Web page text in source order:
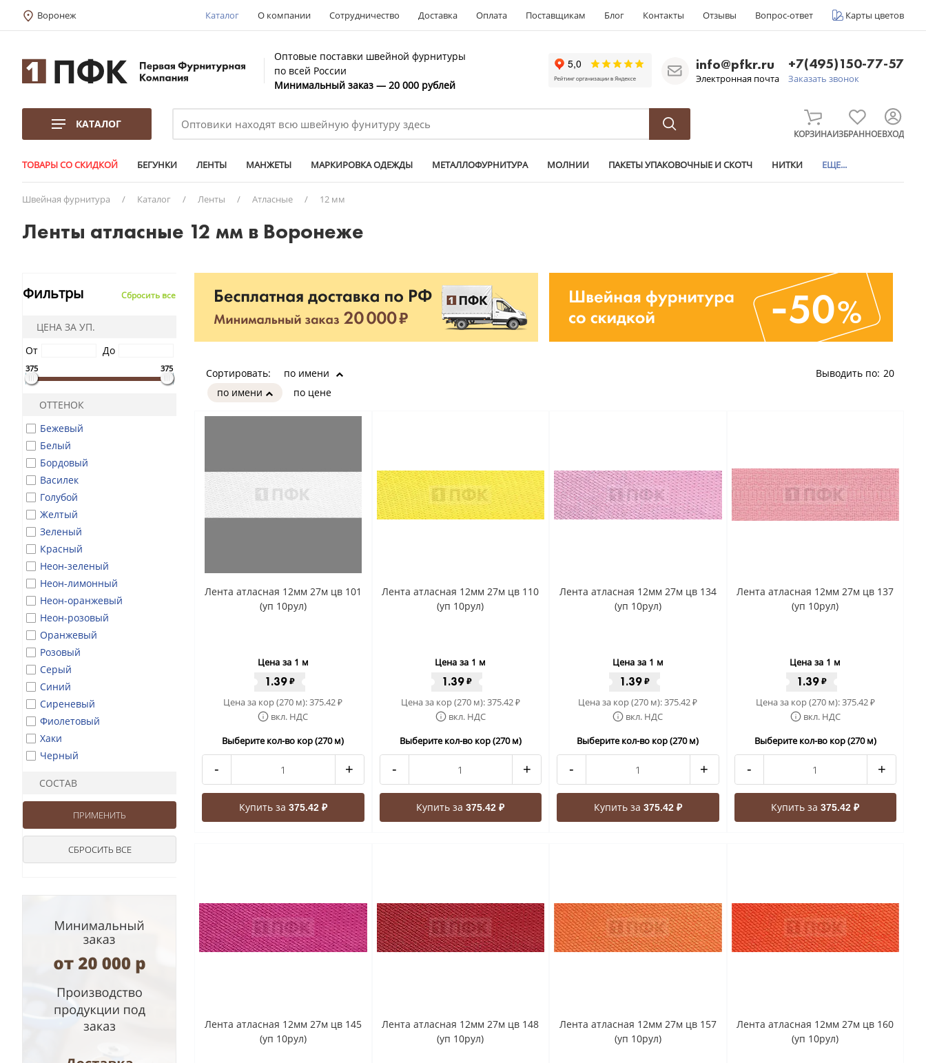
Воронеж Каталог О компании Сотрудничество Доставка Оплата Поставщикам Блог Контакты Отзывы Вопрос-ответ Карты цветов
Оптовые поставки швейной фурнитуры
по всей России
Минимальный заказ — 20 000 рублей
info@pfkr.ru
Электронная почта
+7(495)150-77-57
Заказать звонок
КАТАЛОГ
КОРЗИНАИЗБРАННОЕВХОД
ТОВАРЫ СО СКИДКОЙ БЕГУНКИ ЛЕНТЫ МАНЖЕТЫ МАРКИРОВКА ОДЕЖДЫ МЕТАЛЛОФУРНИТУРА МОЛНИИ ПАКЕТЫ УПАКОВОЧНЫЕ И СКОТЧ НИТКИ ЕЩЕ...
Швейная фурнитура / Каталог / Ленты / Атласные / 12 мм
Ленты атласные 12 мм в Воронеже
Фильтры Сбросить все
ЦЕНА ЗА УП.
От
До
375 375
ОТТЕНОК
Бежевый
Белый
Бордовый
Василек
Голубой
Желтый
Зеленый
Красный
Неон-зеленый
Неон-лимонный
Неон-оранжевый
Неон-розовый
Оранжевый
Розовый
Серый
Синий
Сиреневый
Фиолетовый
Хаки
Черный
СОСТАВ
Сортировать:
по имени
по цене
по имени Выводить по: 20
Лента атласная 12мм 27м цв 101
(уп 10рул)
Цена за 1 м
1.39₽
Цена за кор (270 м):375.42₽
вкл. НДС
Выберите кол-во кор (270 м)
- +
Купить за 375.42 ₽
Лента атласная 12мм 27м цв 110
(уп 10рул)
Цена за 1 м
1.39₽
Цена за кор (270 м):375.42₽
вкл. НДС
Выберите кол-во кор (270 м)
- +
Купить за375.42 ₽
Лента атласная 12мм 27м цв 134
(уп 10рул)
Цена за 1 м
1.39₽
Цена за кор (270 м):375.42₽
вкл. НДС
Выберите кол-во кор (270 м)
- +
Купить за 375.42 ₽
Лента атласная 12мм 27м цв 137
(уп 10рул)
Цена за 1 м
1.39₽
Цена за кор (270 м):375.42₽
вкл. НДС
Выберите кол-во кор (270 м)
- +
Купить за375.42 ₽
Лента атласная 12мм 27м цв 145
(уп 10рул)
Лента атласная 12мм 27м цв 148
(уп 10рул)
Лента атласная 12мм 27м цв 157
(уп 10рул)
Лента атласная 12мм 27м цв 160
(уп 10рул)